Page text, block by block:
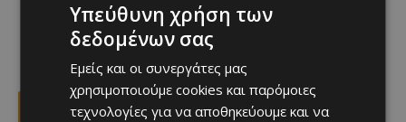
Facebook X Viber
Υπεύθυνη χρήση των
δεδομένων σας
Εμείς και οι συνεργάτες μας
χρησιμοποιούμε cookies και παρόμοιες
τεχνολογίες για να αποθηκεύουμε και να